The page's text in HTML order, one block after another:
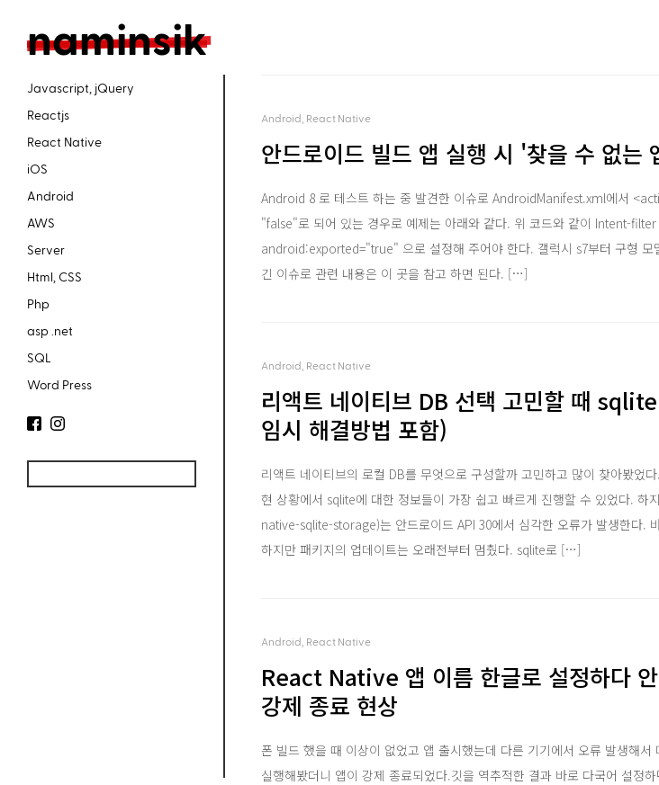
naminsik
Javascript, jQuery
Reactjs
React Native
iOS
Android
AWS
Server
Html, CSS
Php
asp .net
SQL
Word Press
Android, React Native
안드로이드 빌드 앱 실행 시 '찾을 수 없는
Android 8 로 테스트 하는 중 발견한 이슈로 AndroidManifest.xml에서
"false"로 되어 있는 경우로 예제는 아래와 같다. 위 코드와 같이 Intent-
android:exported="true" 으로 설정해 주어야 한다. 갤럭시 s7부터 구형 모
긴 이슈로 관련 내용은 이 곳을 참고 하면 된다. […]
Android, React Native
리액트 네이티브 DB 선택 고민할 때
임시 해결방법 포함)
리액트 네이티브의 로컬 DB를 무엇으로 구성할까 고민하고 많이 찾아봤었
현 상황에서 sqlite에 대한 정보들이 가장 쉽고 빠르게 진행할 수 있었다.
native-sqlite-storage)는 안드로이드 API 30에서 심각한 오류가 발생한다
하지만 패키지의 업데이트는 오래전부터 멈췄다. sqlite로 […]
Android, React Native
React Native 앱 이름 한글로 설정하다
강제 종료 현상
폰 빌드 했을 때 이상이 없었고 앱 출시했는데 다른 기기에서 오류 발생해
실행해봤더니 앱이 강제 종료되었다.깃을 역추적한 결과 바로 다국어 설정